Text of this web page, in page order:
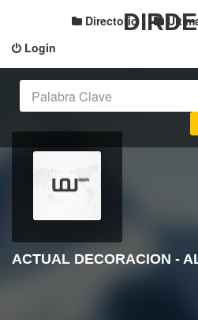
Login
Directorio
ACTUAL DECORACION -